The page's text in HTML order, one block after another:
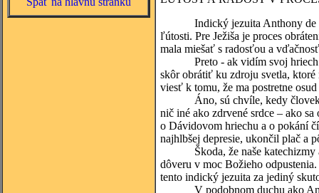
Indický jezuita Anthony de
ľútosti. Pre Ježiša je proces
mala miešať s radosťou a
Preto - ak vidím svoj hriech –
skôr obrátiť ku zdroju svetla,
viesť k tomu, že ma postretne
Áno, sú chvíle, kedy človek pri
nič iné ako zdrvené srdce – ako
o Dávidovom hriechu a o pokání
najhlbšej depresie, ukončil plač a
Škoda, že naše katechizmy
dôveru v moc Božieho
tento indický jezuita za jediný
V podobnom duchu ako